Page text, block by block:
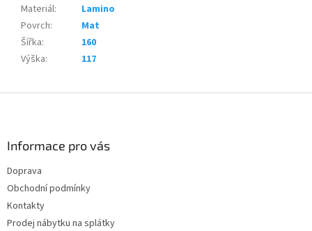
Materiál:
Lamino
Povrch:
Mat
Šířka:
160
Výška: 117
Informace pro vás
Doprava
Obchodní podmínky
Kontakty
Prodej nábytku na splátky